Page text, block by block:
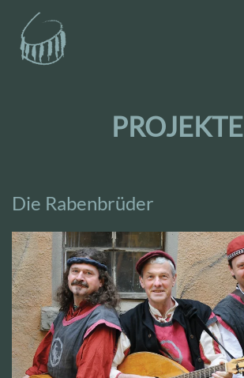
PROJEKTE
Die Rabenbrüder